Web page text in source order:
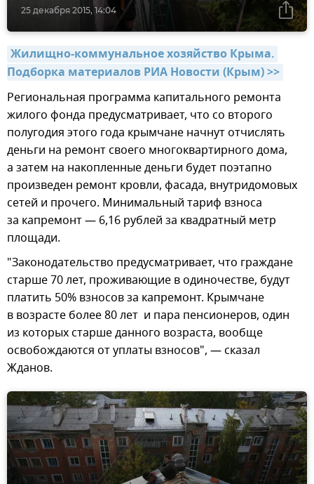
25 декабря 2015, 14:04
Жилищно-коммунальное хозяйство Крыма.
Подборка материалов РИА Новости (Крым) >>
Региональная программа капитального ремонта
жилого фонда предусматривает, что со второго
полугодия этого года крымчане начнут отчислять
деньги на ремонт своего многоквартирного дома,
а затем на накопленные деньги будет поэтапно
произведен ремонт кровли, фасада, внутридомовых
сетей и прочего. Минимальный тариф взноса
за капремонт — 6,16 рублей за квадратный метр
площади.
"Законодательство предусматривает, что граждане
старше 70 лет, проживающие в одиночестве, будут
платить 50% взносов за капремонт. Крымчане
в возрасте более 80 лет и пара пенсионеров, один
из которых старше данного возраста, вообще
освобождаются от уплаты взносов", — сказал
Жданов.